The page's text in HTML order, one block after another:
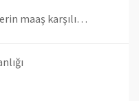
İdari görevler, ek ders ödemelerin maaş karşılığı verilmesi gereken en az ders saatini belirlediği için önem arz etmektedir. Portal Ders Yükü Formunda yer alan Kadro Ünvanı, Akademik Ünvan ve İdari Görevlere ilişkin bilgiler Personel Daire Başkanlığı (PDB) sisteminden otomatik olarak gelmektedir. Eğer idari göreviniz bu formda görünmüyorsa, biriminiz personel (özlük) bürosu ile iletişime geçerek bu bilgileri güncellettirmeniz gerekmektedir. Ek ders ödemeleri için yönetmelikte belirtilen ve maaş karşılığı verilmesi gereken en az ders saati sınırını etkileyen idari görevler aşağıdaki gibi tanımlanmıştır : "Rektör, dekan, enstitü ve yüksekokul müdürleri için haftalık ders yükü zorunluluğu aranmaz, bunların yardımcıları ile bölüm başkanlarının haftalık ders yükü yukarıda belirtilen yükün yarısı kadardır. Rektör, dekan, enstitü ve yüksekokul müdürlüğü ile bölüm başkanlığına Yükseköğretim Kanunda belirtilen şekilde usulüne uygun olarak yapılan vekaleten görevlendirmeler haricinde söz konusu görevlerin vekaleten yürütülmesi halinde ders yükü muafiyeti ve indirimi uygulanmaz."